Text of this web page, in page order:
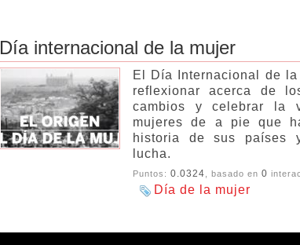
Día internacional de la mujer
El Día Internacional de
reflexionar acerca de
cambios y celebrar la
mujeres de a pie que
historia de sus países
lucha.
Puntos: 0.0324 , basado en 0
Día de la mujer